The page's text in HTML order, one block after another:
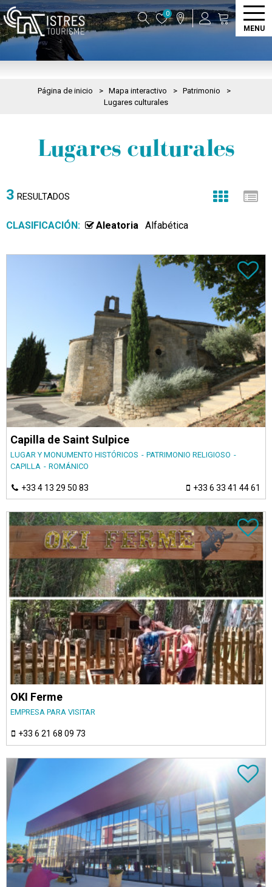
0
MENU
Página de inicio > Mapa interactivo > Patrimonio
>
Lugares culturales
Lugares culturales
3 RESULTADOS
CLASIFICACIÓN: Aleatoria Alfabética
Capilla de Saint Sulpice
LUGAR Y MONUMENTO HISTÓRICOS
PATRIMONIO RELIGIOSO
CAPILLA
ROMÁNICO
+33 4 13 29 50 83 +33 6 33 41 44 61
OKI Ferme
EMPRESA PARA VISITAR
+33 6 21 68 09 73